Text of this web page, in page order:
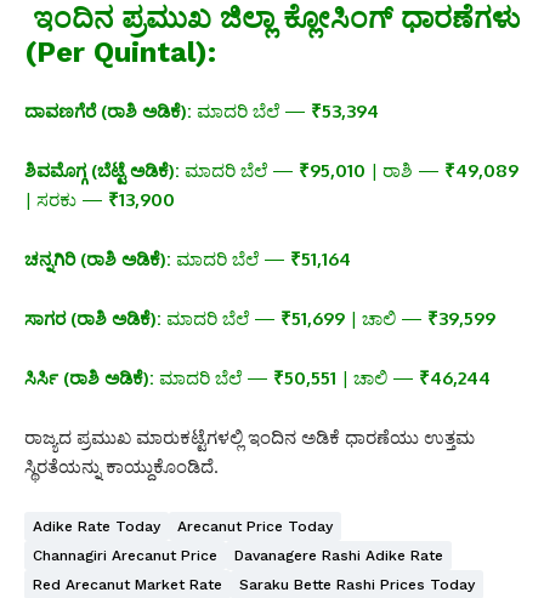
ಇಂದಿನ ಪ್ರಮುಖ ಜಿಲ್ಲಾ ಕ್ಲೋಸಿಂಗ್ ಧಾರಣೆಗಳು
(Per Quintal):
ದಾವಣಗೆರೆ (ರಾಶಿ ಅಡಿಕೆ): ಮಾದರಿ ಬೆಲೆ — ₹53,394
ಶಿವಮೊಗ್ಗ (ಬೆಟ್ಟೆ ಅಡಿಕೆ): ಮಾದರಿ ಬೆಲೆ — ₹95,010 | ರಾಶಿ — ₹49,089
| ಸರಕು — ₹13,900
ಚನ್ನಗಿರಿ (ರಾಶಿ ಅಡಿಕೆ): ಮಾದರಿ ಬೆಲೆ — ₹51,164
ಸಾಗರ (ರಾಶಿ ಅಡಿಕೆ): ಮಾದರಿ ಬೆಲೆ — ₹51,699 | ಚಾಲಿ — ₹39,599
ಸಿರ್ಸಿ (ರಾಶಿ ಅಡಿಕೆ): ಮಾದರಿ ಬೆಲೆ — ₹50,551 | ಚಾಲಿ — ₹46,244
ರಾಜ್ಯದ ಪ್ರಮುಖ ಮಾರುಕಟ್ಟೆಗಳಲ್ಲಿ ಇಂದಿನ ಅಡಿಕೆ ಧಾರಣೆಯು ಉತ್ತಮ
ಸ್ಥಿರತೆಯನ್ನು ಕಾಯ್ದುಕೊಂಡಿದೆ.
Adike Rate Today
Arecanut Price Today
Channagiri Arecanut Price
Davanagere Rashi Adike Rate
Red Arecanut Market Rate
Saraku Bette Rashi Prices Today